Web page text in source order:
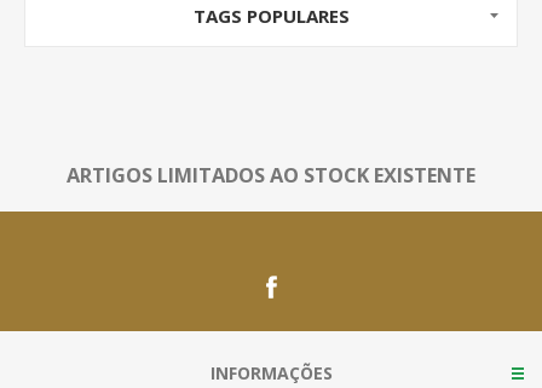
TAGS POPULARES
ARTIGOS LIMITADOS AO STOCK EXISTENTE
INFORMAÇÕES